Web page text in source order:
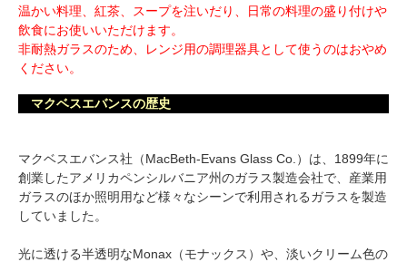
温かい料理、紅茶、スープを注いだり、日常の料理の盛り付けや
飲食にお使いいただけます。
非耐熱ガラスのため、レンジ用の調理器具として使うのはおやめ
ください。
マクベスエバンスの歴史
マクベスエバンス社（MacBeth-Evans Glass Co.）は、1899年に
創業したアメリカペンシルバニア州のガラス製造会社で、産業用
ガラスのほか照明用など様々なシーンで利用されるガラスを製造
していました。
光に透ける半透明なMonax（モナックス）や、淡いクリーム色の